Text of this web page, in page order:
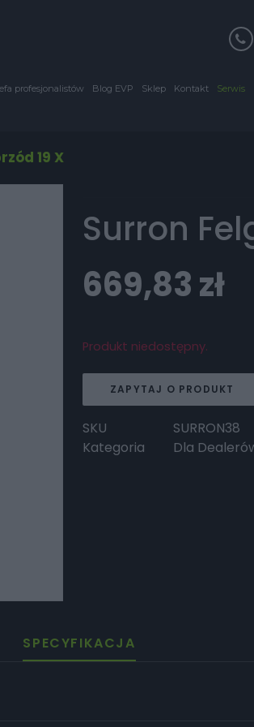
profesjonalistów Blog EVP Sklep Kontakt Serwis
19 X
Surron
669,83zł
Produkt niedostępny.
ZAPYTAJ O PRODUKT
SKU
SURRON38
Kategoria
Dla
SPECYFIKACJA